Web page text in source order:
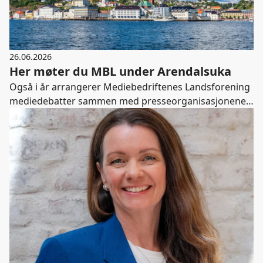
26.06.2026
Her møter du MBL under Arendalsuka
Også i år arrangerer Mediebedriftenes Landsforening
mediedebatter sammen med presseorganisasjonene
og andre samarbeidspartnere under Arendalsuka.
Kom gjerne innom hvis du har noen ledige luker i
Arendals-programmet.